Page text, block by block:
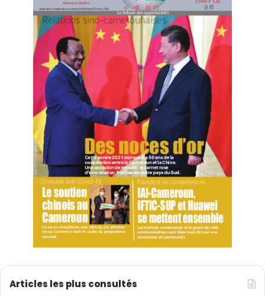
Articles les plus consultés